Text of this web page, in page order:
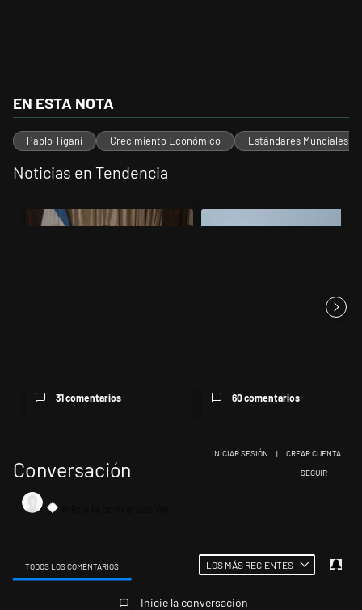
EN ESTA NOTA
Pablo Tigani Crecimiento Económico Estándares Mundiales
Noticias en Tendencia
Un artículo de tendencia con el título "Milei, listo para 'atajar'
31 comentarios
Un artículo de tendencia con el
60 comentarios
Conversación SIGA ESTA
SEGUIR
INICIAR SESIÓN | CREAR CUENTA
TODOS LOS COMENTARIOS LOS MÁS RECIENTES
Inicie la conversación